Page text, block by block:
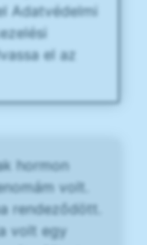
Adatvédelmi
el az
hormon
volt.
rendeződött.
volt egy